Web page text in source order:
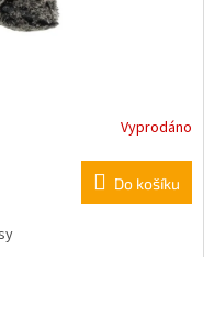
Vyprodáno
Do košíku